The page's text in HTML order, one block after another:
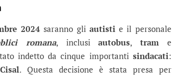
2024 saranno gli autistie il personale
romana, inclusiautobus,tram e
indetto da cinque importanti sindacati:
. Questa decisione è stata presa per